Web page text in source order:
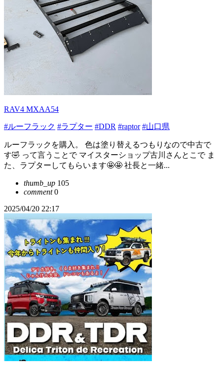
RAV4 MXAA54
#ルーフラック #ラプター #DDR #raptor #山口県
ルーフラックを購入。 色は塗り替えるつもりなので中古で
す🤣 って言うことで マイスターショップ古川さんとこで ま
た、ラプターしてもらいます🤩🤩 社長と一緒...
thumb_up 105
comment0
2025/04/20 22:17